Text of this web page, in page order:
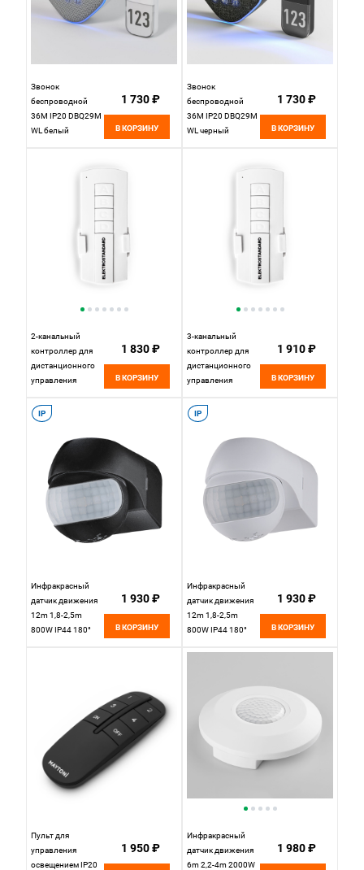
Звонок
беспроводной
36M IP20 DBQ29M
WL белый
1 730 ₽
В КОРЗИНУ
Звонок
беспроводной
36M IP20 DBQ29M
WL черный
1 730 ₽
В КОРЗИНУ
2-канальный
контроллер для
дистанционного
управления
16003/02
Elektrostandard
1 830 ₽
В КОРЗИНУ
3-канальный
контроллер для
дистанционного
управления
16002/03
Elektrostandard
1 910 ₽
В КОРЗИНУ
IP
Инфракрасный
датчик движения
12m 1,8-2,5m
800W IP44 180°
1 930 ₽
В КОРЗИНУ
IP
Инфракрасный
датчик движения
12m 1,8-2,5m
800W IP44 180°
1 930 ₽
В КОРЗИНУ
Пульт для
управления
освещением IP20
1 950 ₽
Инфракрасный
датчик движения
6m 2,2-4m 2000W
1 980 ₽